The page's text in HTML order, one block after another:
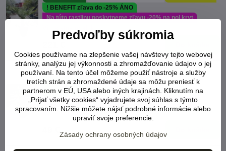
! BENEFIT zľava do -25% ÁNO
Na túto rastlinu poskytneme zľavu -20% na pol.kryt
Chamaerops Humilis 5 L
NA SKLADE
MRAZUVZDORNÁ -15°C
! BENEFIT zľava do -25% ÁNO
Na túto rastlinu poskytneme zľavu -20% na pol.kryt
Viď status produktu
Predvoľby súkromia
Cookies používame na zlepšenie vašej návštevy tejto webovej
stránky, analýzu jej výkonnosti a zhromažďovanie údajov o jej
používaní. Na tento účel môžeme použiť nástroje a služby
tretích strán a zhromaždené údaje sa môžu preniesť k
partnerom v EÚ, USA alebo iných krajinách. Kliknutím na
„Prijať všetky cookies“ vyjadrujete svoj súhlas s týmto
spracovaním. Nižšie môžete nájsť podrobné informácie alebo
upraviť svoje preferencie.
Zásady ochrany osobných údajov